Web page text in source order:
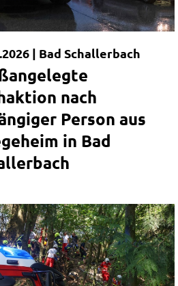
| Bad Schallerbach
nach
Person aus
in Bad